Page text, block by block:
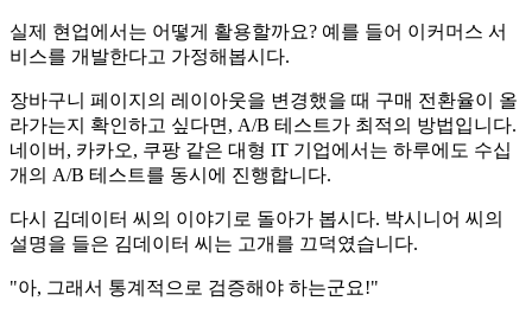
실제 현업에서는 어떻게 활용할까요? 예를 들어 이커머스 서
비스를 개발한다고 가정해봅시다.
장바구니 페이지의 레이아웃을 변경했을 때 구매 전환율이 올
라가는지 확인하고 싶다면, A/B 테스트가 최적의 방법입니다.
네이버, 카카오, 쿠팡 같은 대형 IT 기업에서는 하루에도 수십
개의 A/B 테스트를 동시에 진행합니다.
다시 김데이터 씨의 이야기로 돌아가 봅시다. 박시니어 씨의
설명을 들은 김데이터 씨는 고개를 끄덕였습니다.
"아, 그래서 통계적으로 검증해야 하는군요!"